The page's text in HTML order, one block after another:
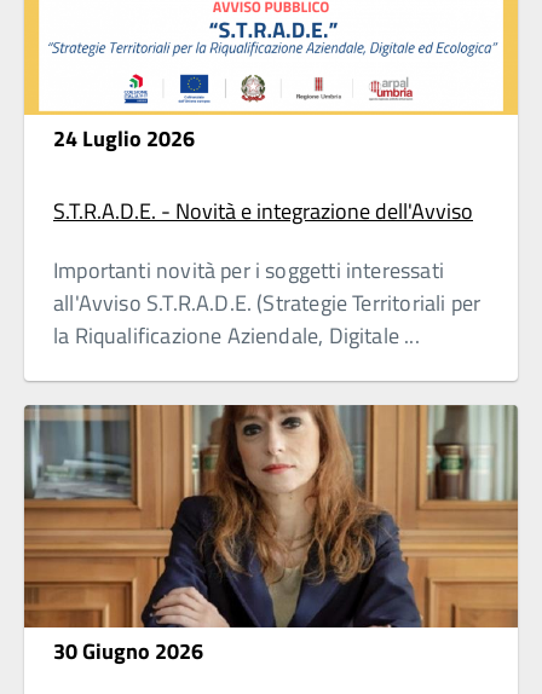
24 Luglio 2026
S.T.R.A.D.E. - Novità e integrazione dell'Avviso
Importanti novità per i soggetti interessati
all'Avviso S.T.R.A.D.E. (Strategie Territoriali per
la Riqualificazione Aziendale, Digitale ...
30 Giugno 2026